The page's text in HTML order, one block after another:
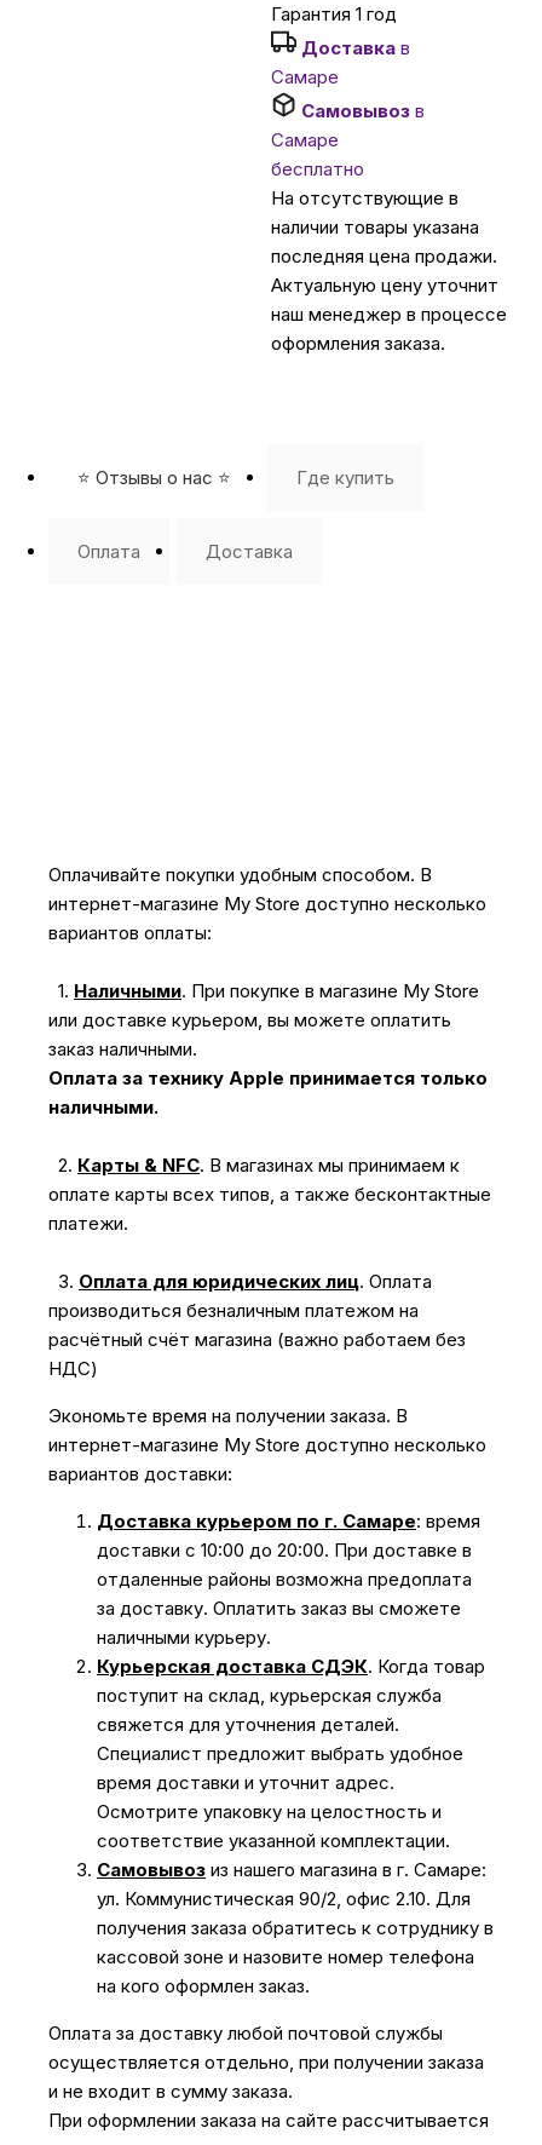
Автомобильные аксессуары
Сервисный центр Apple в Самаре
Подарочные сертификаты
Аудио
Гарантия 1 год
Доставка в
Самаре
Самовывоз в
Самаре
бесплатно
На отсутствующие в
наличии товары указана
последняя цена продажи.
Актуальную цену уточнит
наш менеджер в процессе
оформления заказа.
⭐️ Отзывы о нас ⭐️ Где купить
Оплата Доставка
Оплачивайте покупки удобным способом. В
интернет-магазине My Store доступно несколько
вариантов оплаты:
1. Наличными. При покупке в магазине My Store
или доставке курьером, вы можете оплатить
заказ наличными.
Оплата за технику Apple принимается только
наличными.
2. Карты & NFC. В магазинах мы принимаем к
оплате карты всех типов, а также бесконтактные
платежи.
3. Оплата для юридических лиц. Оплата
производиться безналичным платежом на
расчётный счёт магазина (важно работаем без
НДС)
Экономьте время на получении заказа. В
интернет-магазине My Store доступно несколько
вариантов доставки:
Доставка курьером по г. Самаре: время
доставки с 10:00 до 20:00. При доставке в
отдаленные районы возможна предоплата
за доставку. Оплатить заказ вы сможете
наличными курьеру.
Курьерская доставка СДЭК. Когда товар
поступит на склад, курьерская служба
свяжется для уточнения деталей.
Специалист предложит выбрать удобное
время доставки и уточнит адрес.
Осмотрите упаковку на целостность и
соответствие указанной комплектации.
Самовывоз из нашего магазина в г. Самаре:
ул. Коммунистическая 90/2, офис 2.10. Для
получения заказа обратитесь к сотруднику в
кассовой зоне и назовите номер телефона
на кого оформлен заказ.
Оплата за доставку любой почтовой службы
осуществляется отдельно, при получении заказа
и не входит в сумму заказа.
При оформлении заказа на сайте рассчитывается